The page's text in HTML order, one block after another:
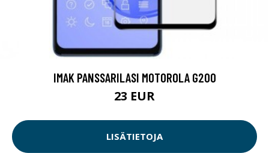
IMAK PANSSARILASI MOTOROLA G200
23 EUR
LISÄTIETOJA